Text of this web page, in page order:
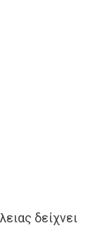
δείχνει